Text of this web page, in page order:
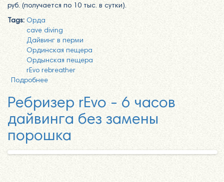
руб. (получается по 10 тыс. в сутки).
Tags: Орда
cave diving
Дайвинг в перми
Ординская пещера
Ордынская пещера
rEvo rebreather
Подробнее
Ребризер rEvo - 6 часов
дайвинга без замены
порошка